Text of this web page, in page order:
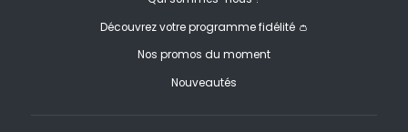
Découvrez votre programme fidélité 👛
Nos promos du moment
Nouveautés